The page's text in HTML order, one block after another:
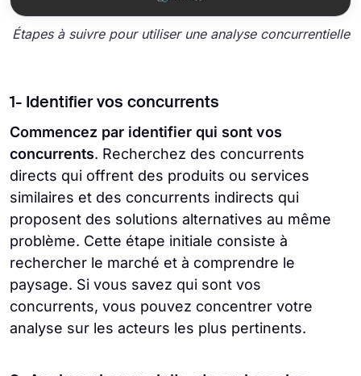
Étapes à suivre pour utiliser une analyse concurrentielle
1- Identifier vos concurrents
Commencez par identifier qui sont vos
concurrents. Recherchez des concurrents
directs qui offrent des produits ou services
similaires et des concurrents indirects qui
proposent des solutions alternatives au même
problème. Cette étape initiale consiste à
rechercher le marché et à comprendre le
paysage. Si vous savez qui sont vos
concurrents, vous pouvez concentrer votre
analyse sur les acteurs les plus pertinents.